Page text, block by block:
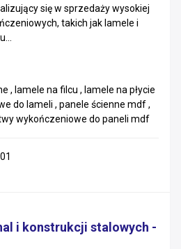
się w sprzedaży wysokiej
takich jak lamele i
, lamele na filcu , lamele na płycie
do lameli , panele ścienne mdf ,
wykończeniowe do paneli mdf
i konstrukcji stalowych -